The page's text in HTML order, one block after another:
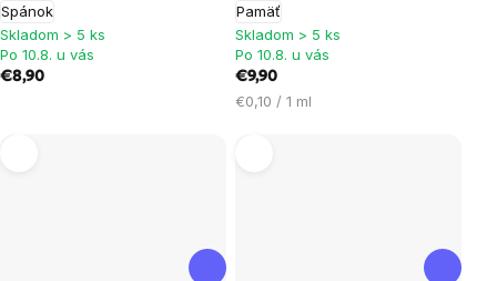
Spánok
Skladom > 5 ks
Po 10.8. u vás
€8,90
Pamäť
Skladom > 5 ks
Po 10.8. u vás
€9,90
Jednotková
€0,10 / 1 ml